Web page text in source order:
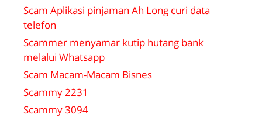
Scam Aplikasi pinjaman Ah Long curi data
telefon
Scammer menyamar kutip hutang bank
melalui Whatsapp
Scam Macam-Macam Bisnes
Scammy 2231
Scammy 3094